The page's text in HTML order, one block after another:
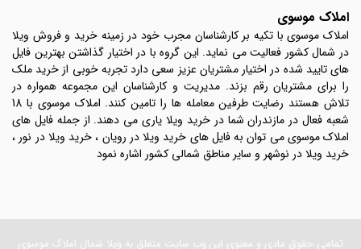
املاک موسوی
املاک موسوی با تکیه بر کارشناسان مجرب خود در زمینه خرید و فروش ویلا
در شمال کشور فعالیت می نماید. این گروه با در اختیار گذاشتن بهترین فایل
های تایید شده در اختیار مشتریان عزیز سعی دارد تجربه خوبی از خرید ملک
را برای مشتریان رقم بزند. مدیریت و کارشناسان این مجموعه همواره در
تلاش هستند رضایت طرفین معامله ها را تامین کنند. املاک موسوی با 18
شعبه فعال در مازندران شما در خرید ویلا یاری می دهند. از جمله فایل های
املاک موسوی می توان به فایل های خرید ویلا در رویان ، خرید ویلا در نور ،
خرید ویلا در نوشهر و سایر مناطق شمالی کشور اشاره نمود
تمامی حقوق مادی و معنوی این وب سایت متعلق به ویلا شمال املاک موسوی